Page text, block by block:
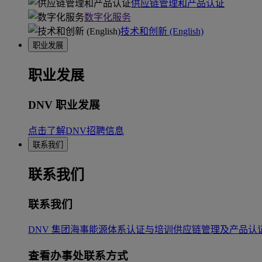
供应链管理和产品认证
数字化服务
技术和创新 (English)
职业发展
职业发展
DNV 职业发展
点击了解DNV招聘信息
联系我们
联系我们
联系我们
DNV 集团 海事能源体系认证与培训 供应链管理及产品认
查看办事处联系方式